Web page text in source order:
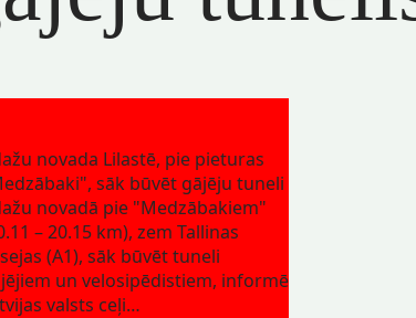
novada Lilastē, pie pieturas
sāk būvēt gājēju tuneli
novadā pie "Medzābakiem"
– 20.15 km), zem Tallinas
(A1), sāk būvēt tuneli
un velosipēdistiem, informē
valsts ceļi…